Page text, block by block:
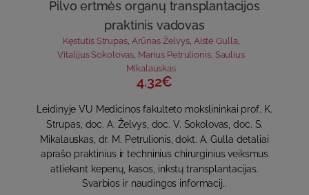
Pilvo ertmės organų transplantacijos
praktinis vadovas
Kęstutis Strupas, Arūnas Želvys, Aistė Gulla,
Vitalijus Sokolovas, Marius Petrulionis, Saulius
Mikalauskas
4.32€
Leidinyje VU Medicinos fakulteto mokslininkai prof. K.
Strupas, doc. A. Želvys, doc. V. Sokolovas, doc. S.
Mikalauskas, dr. M. Petrulionis, dokt. A. Gulla detaliai
aprašo praktinius ir techninius chirurginius veiksmus
atliekant kepenų, kasos, inkstų transplantacijas.
Svarbios ir naudingos informacij..